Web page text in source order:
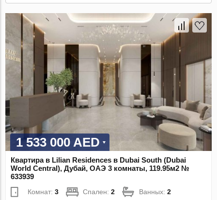
1 533 000 AED
Квартира в Lilian Residences в Dubai South (Dubai
World Central), Дубай, ОАЭ 3 комнаты, 119.95м2 №
633939
Комнат:3 Спален:2 Ванных:2